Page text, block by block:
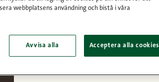
webbplatsens användning och bistå i våra
Avvisa alla Acceptera alla cookies